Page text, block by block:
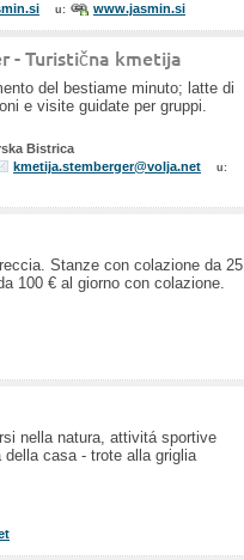
u: www.jasmin.si
- Turistična kmetija
del bestiame minuto; latte di
e visite guidate per gruppi.
Bistrica
kmetija.stemberger@volja.net u:
Stanze con colazione da 25
100 € al giorno con colazione.
nella natura, attivitá sportive
casa - trote alla griglia